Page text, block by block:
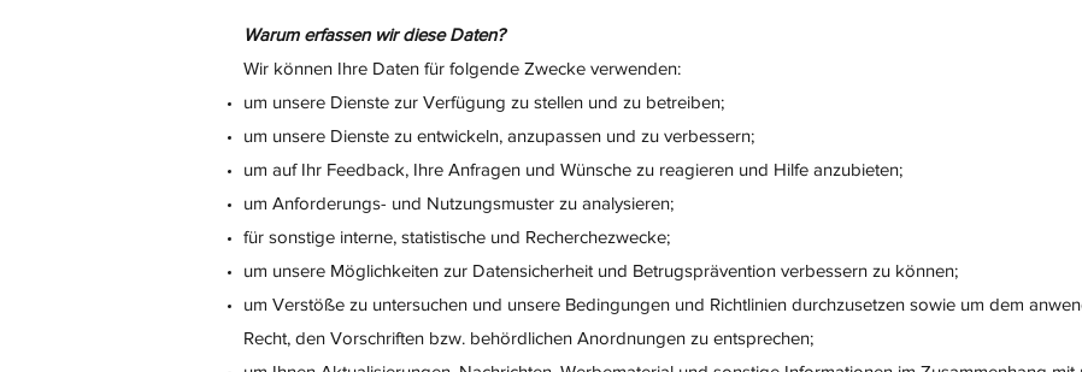
Warum erfassen wir diese Daten?
Wir können Ihre Daten für folgende Zwecke verwenden:
um unsere Dienste zur Verfügung zu stellen und zu betreiben;
um unsere Dienste zu entwickeln, anzupassen und zu verbessern;
um auf Ihr Feedback, Ihre Anfragen und Wünsche zu reagieren und Hilfe anzubieten;
um Anforderungs- und Nutzungsmuster zu analysieren;
für sonstige interne, statistische und Recherchezwecke;
um unsere Möglichkeiten zur Datensicherheit und Betrugsprävention verbessern zu können;
um Verstöße zu untersuchen und unsere Bedingungen und Richtlinien durchzusetzen sowie um dem
Recht, den Vorschriften bzw. behördlichen Anordnungen zu entsprechen;